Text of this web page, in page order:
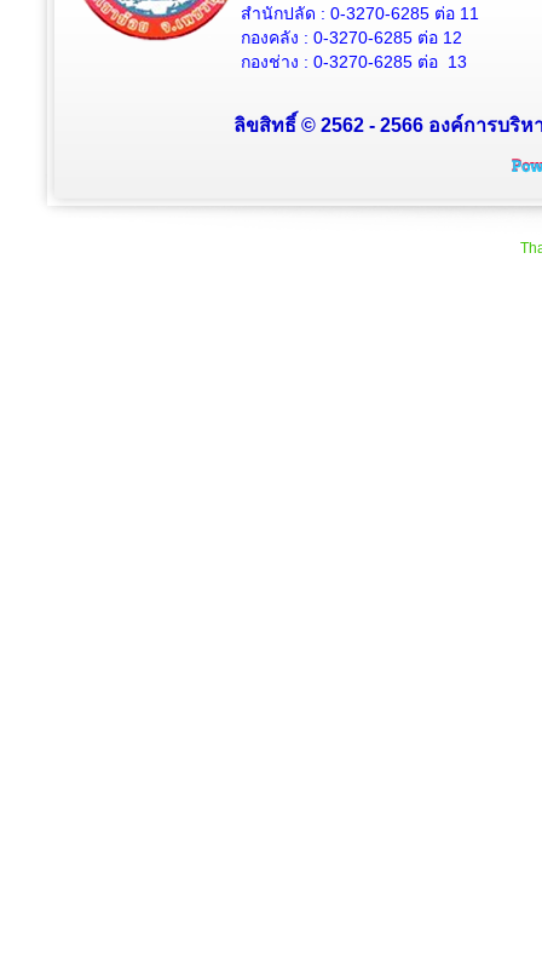
สำนักปลัด : 0-3270-6285 ต่อ 11
กองคลัง : 0-3270-6285 ต่อ 12
กองช่าง : 0-3270-6285 ต่อ 13
ลิขสิทธิ์ © 2562 - 2566 องค์การบริ